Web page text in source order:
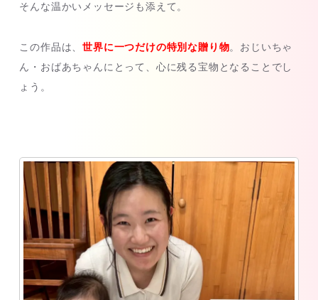
そんな温かいメッセージも添えて。
この作品は、世界に一つだけの特別な贈り物。おじいちゃ
ん・おばあちゃんにとって、心に残る宝物となることでし
ょう。